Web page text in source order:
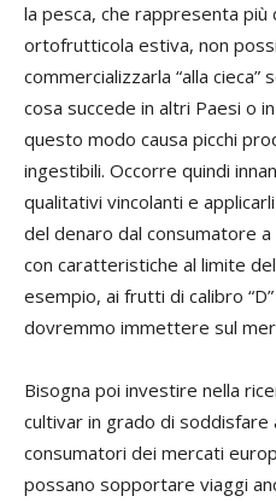
la pesca, che rappresenta più
ortofrutticola estiva, non
commercializzarla “alla
cosa succede in altri Paesi o
questo modo causa picchi
ingestibili. Occorre quindi
qualitativi vincolanti e
del denaro dal consumatore
con caratteristiche al limite
esempio, ai frutti di calibro
dovremmo immettere sul
Bisogna poi investire nella
cultivar in grado di
consumatori dei mercati
possano sopportare viaggi